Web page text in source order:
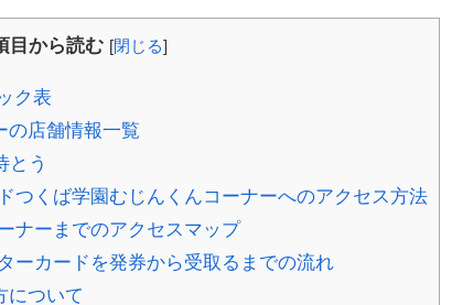
目から読む [閉じる]
ク表
の店舗情報一覧
とう
つくば学園むじんくんコーナーへのアクセス方法
ナーまでのアクセスマップ
ーカードを発券から受取るまでの流れ
について